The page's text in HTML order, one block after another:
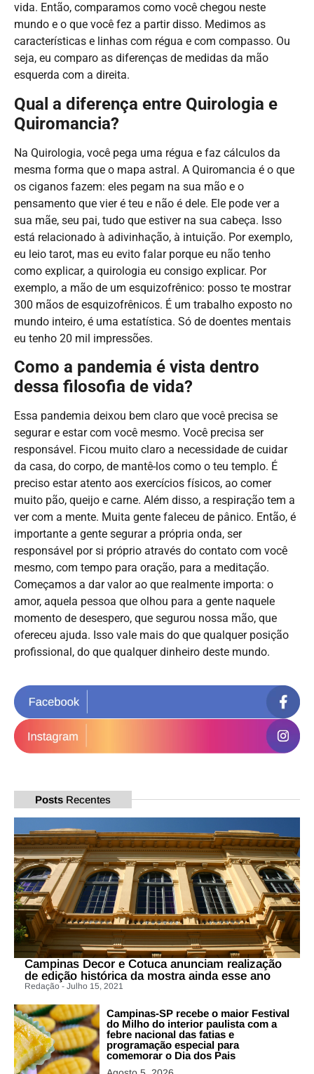
vida. Então, comparamos como você chegou neste
mundo e o que você fez a partir disso. Medimos as
características e linhas com régua e com compasso. Ou
seja, eu comparo as diferenças de medidas da mão
esquerda com a direita.
Qual a diferença entre Quirologia e
Quiromancia?
Na Quirologia, você pega uma régua e faz cálculos da
mesma forma que o mapa astral. A Quiromancia é o que
os ciganos fazem: eles pegam na sua mão e o
pensamento que vier é teu e não é dele. Ele pode ver a
sua mãe, seu pai, tudo que estiver na sua cabeça. Isso
está relacionado à adivinhação, à intuição. Por exemplo,
eu leio tarot, mas eu evito falar porque eu não tenho
como explicar, a quirologia eu consigo explicar. Por
exemplo, a mão de um esquizofrênico: posso te mostrar
300 mãos de esquizofrênicos. É um trabalho exposto no
mundo inteiro, é uma estatística. Só de doentes mentais
eu tenho 20 mil impressões.
Como a pandemia é vista dentro
dessa filosofia de vida?
Essa pandemia deixou bem claro que você precisa se
segurar e estar com você mesmo. Você precisa ser
responsável. Ficou muito claro a necessidade de cuidar
da casa, do corpo, de mantê-los como o teu templo. É
preciso estar atento aos exercícios físicos, ao comer
muito pão, queijo e carne. Além disso, a respiração tem a
ver com a mente. Muita gente faleceu de pânico. Então, é
importante a gente segurar a própria onda, ser
responsável por si próprio através do contato com você
mesmo, com tempo para oração, para a meditação.
Começamos a dar valor ao que realmente importa: o
amor, aquela pessoa que olhou para a gente naquele
momento de desespero, que segurou nossa mão, que
ofereceu ajuda. Isso vale mais do que qualquer posição
profissional, do que qualquer dinheiro deste mundo.
Posts Recentes
Campinas Decor e Cotuca anunciam realização
de edição histórica da mostra ainda esse ano
Redação - Julho 15, 2021
Campinas-SP recebe o maior Festival
do Milho do interior paulista com a
febre nacional das fatias e
programação especial para
comemorar o Dia dos Pais